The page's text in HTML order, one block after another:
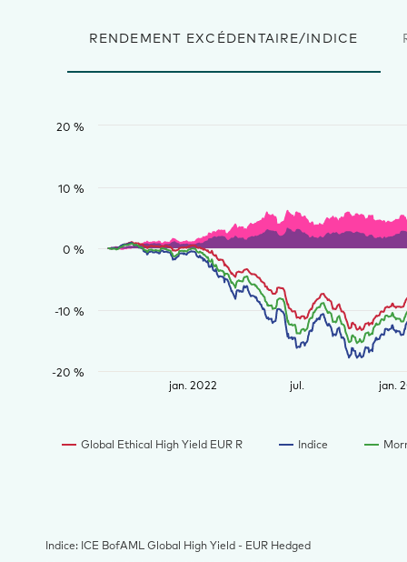
RENDEMENT EXCÉDENTAIRE/INDICE
Global Ethical High Yield EUR R Indice
jan. 2022 jul. jan.
-20 %
-10 %
0 %
10 %
20 %
Indice: ICE BofAML Global High Yield - EUR Hedged